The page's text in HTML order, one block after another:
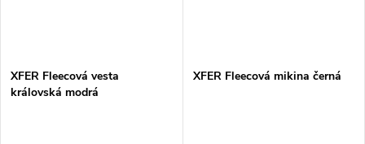
XFER Fleecová vesta
královská modrá
XFER Fleecová mikina černá